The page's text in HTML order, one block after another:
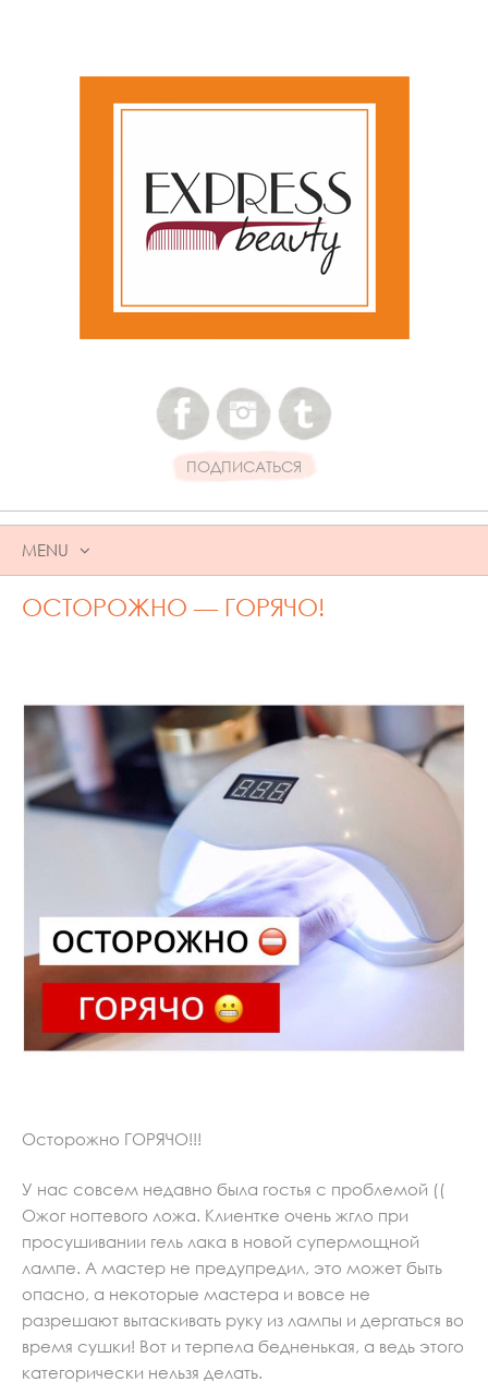
ПОДПИСАТЬСЯ
MENU
SKIP
TO
ОСТОРОЖНО — ГОРЯЧО!
Осторожно ГОРЯЧО!!!
У нас совсем недавно была гостья с проблемой ((
Ожог ногтевого ложа. Клиентке очень жгло при
просушивании гель лака в новой супермощной
лампе. А мастер не предупредил, это может быть
опасно, а некоторые мастера и вовсе не
разрешают вытаскивать руку из лампы и дергаться во
время сушки! Вот и терпела бедненькая, а ведь этого
категорически нельзя делать.